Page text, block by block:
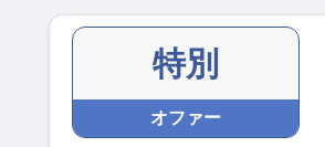
特別
オファー